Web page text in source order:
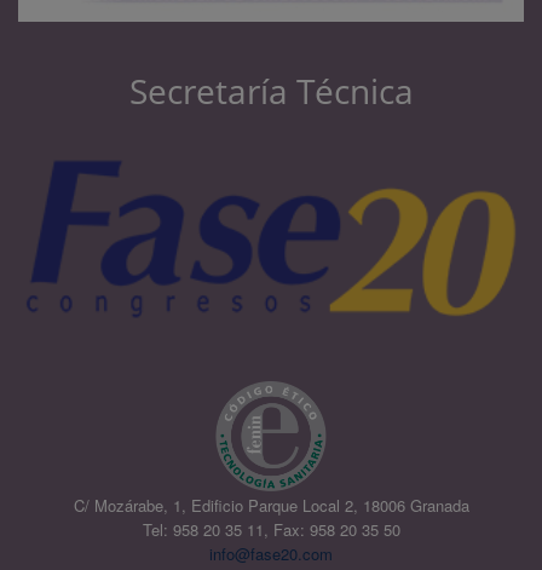
Secretaría Técnica
C/ Mozárabe, 1, Edificio Parque Local 2, 18006 Granada
Tel: 958 20 35 11, Fax: 958 20 35 50
info@fase20.com